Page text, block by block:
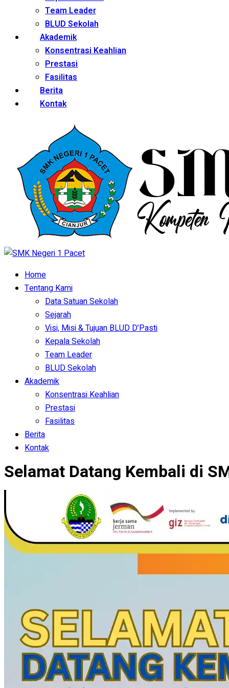
Team Leader
BLUD Sekolah
Akademik
Konsentrasi Keahlian
Prestasi
Fasilitas
Berita
Kontak
Home
Tentang Kami
Data Satuan Sekolah
Sejarah
Visi, Misi & Tujuan BLUD D’Pasti
Kepala Sekolah
Team Leader
BLUD Sekolah
Akademik
Konsentrasi Keahlian
Prestasi
Fasilitas
Berita
Kontak
Selamat Datang Kembali di